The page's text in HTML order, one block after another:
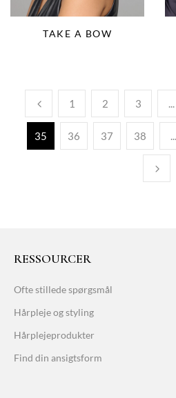
TAKE A BOW
1 2 3 ...
35 36 37 38 ...
RESSOURCER
Ofte stillede spørgsmål
Hårpleje og styling
Hårplejeprodukter
Find din ansigtsform